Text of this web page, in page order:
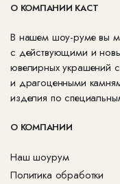
О КОМПАНИИ КАСТ
В нашем шоу-руме вы
с действующими и
ювелирных украшений
и драгоценными
изделия по
О КОМПАНИИ
Наш шоурум
Политика обработки